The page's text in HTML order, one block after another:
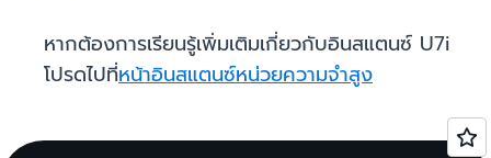
หากต้องการเรียนรู้เพิ่มเติมเกี่ยวกับอินสแตนซ์ U7i
โปรดไปที่หน้าอินสแตนซ์หน่วยความจำสูง